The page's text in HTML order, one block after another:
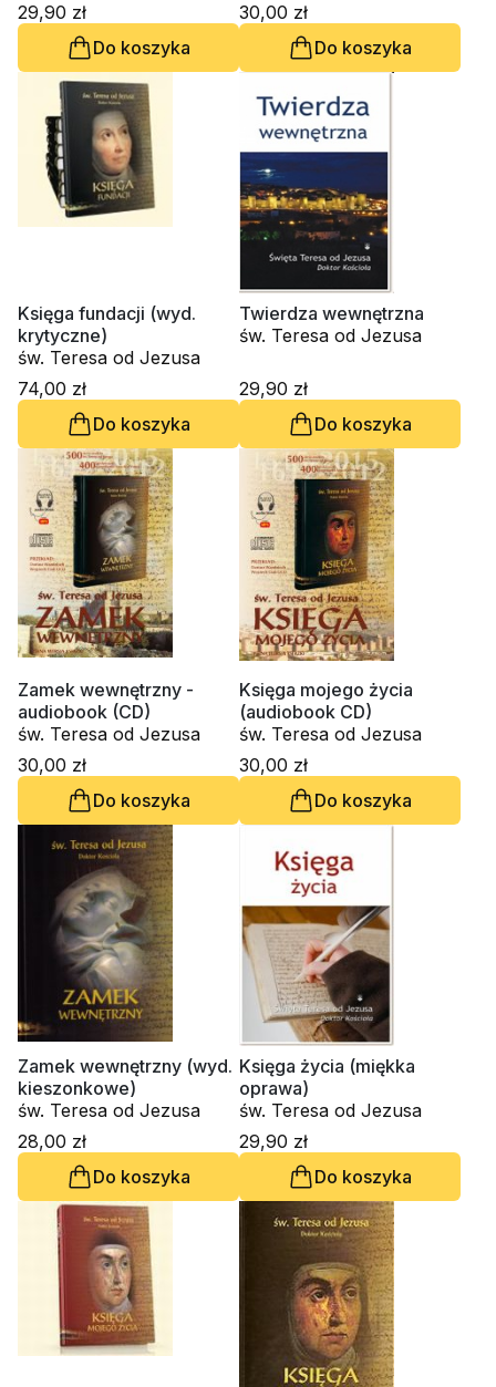
29,90 zł
Do koszyka
30,00 zł
Do koszyka
Księga fundacji (wyd.
krytyczne)
św. Teresa od Jezusa
74,00 zł
Do koszyka
Twierdza wewnętrzna
św. Teresa od Jezusa
29,90 zł
Do koszyka
Zamek wewnętrzny -
audiobook (CD)
św. Teresa od Jezusa
30,00 zł
Do koszyka
Księga mojego życia
(audiobook CD)
św. Teresa od Jezusa
30,00 zł
Do koszyka
Zamek wewnętrzny (wyd.
kieszonkowe)
św. Teresa od Jezusa
28,00 zł
Do koszyka
Księga życia (miękka
oprawa)
św. Teresa od Jezusa
29,90 zł
Do koszyka